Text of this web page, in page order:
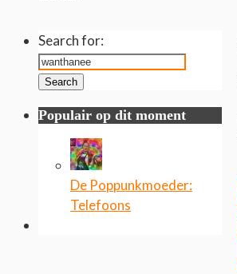
Search for:
Search
Populair op dit moment
De Poppunkmoeder:
Telefoons